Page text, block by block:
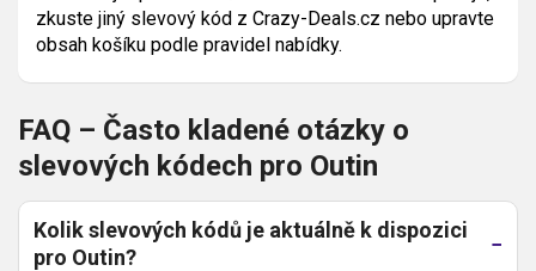
zkuste jiný slevový kód z Crazy-Deals.cz nebo upravte
obsah košíku podle pravidel nabídky.
FAQ – Často kladené otázky o
slevových kódech pro Outin
Kolik slevových kódů je aktuálně k dispozici
pro Outin?